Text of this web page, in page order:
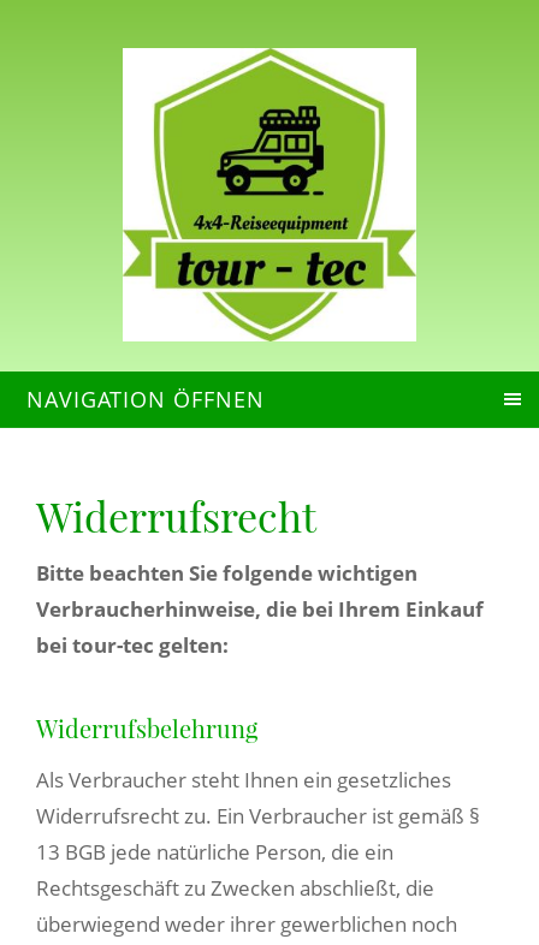
NAVIGATION ÖFFNEN
Widerrufsrecht
Bitte beachten Sie folgende wichtigen
Verbraucherhinweise, die bei Ihrem Einkauf
bei tour-tec gelten:
Widerrufsbelehrung
Als Verbraucher steht Ihnen ein gesetzliches
Widerrufsrecht zu. Ein Verbraucher ist gemäß §
13 BGB jede natürliche Person, die ein
Rechtsgeschäft zu Zwecken abschließt, die
überwiegend weder ihrer gewerblichen noch